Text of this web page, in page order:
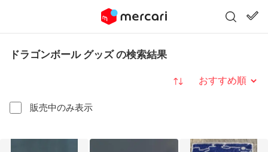
ドラゴンボール グッズ の検索結果
販売中のみ表示
並び替え